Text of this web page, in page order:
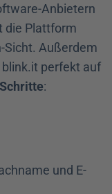
Anbietern
die Plattform
Sicht. Außerdem
perfekt auf
:
und E-